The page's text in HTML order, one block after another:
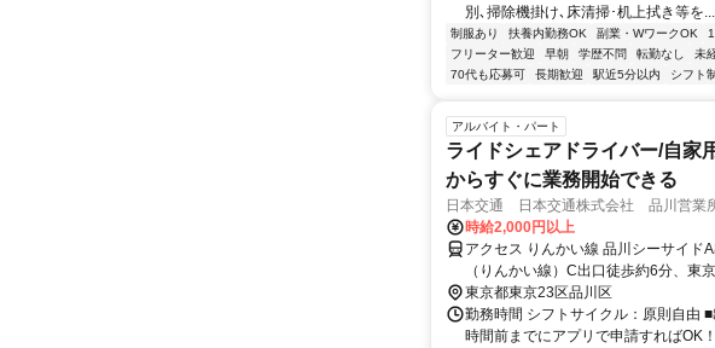
別､掃除機掛け､床清掃･机上拭き等を...
制服あり 扶養内勤務OK 副業・WワークOK
フリーター歓迎
早朝 学歴不問 転勤なし 未
70代も応募可
長期歓迎 駅近5分以内 シフト制
アルバイト・パート
ライドシェアドライバー/自家
からすぐに業務開始できる
日本交通 日本交通株式会社 品川営業
時給2,000円以上
アクセス りんかい線 品川シーサイド
（りんかい線）C出口徒歩約6分、東
口徒歩約10分 6月8日より移転します
丁目7-61
東京都東京23区品川区
勤務時間 シフトサイクル：原則自由
時間前までにアプリで申請すればOK